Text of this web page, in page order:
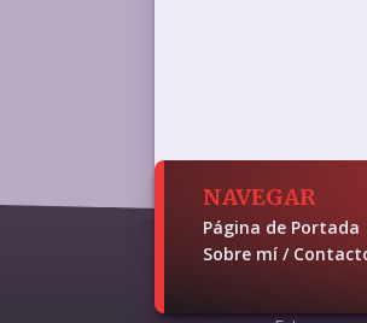
NAVEGAR
Página de Portada
Sobre mí /